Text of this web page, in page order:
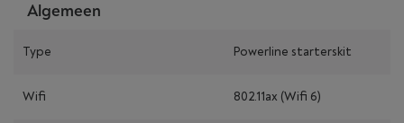
Algemeen
Type Powerline starterskit
Wifi 802.11ax (Wifi 6)